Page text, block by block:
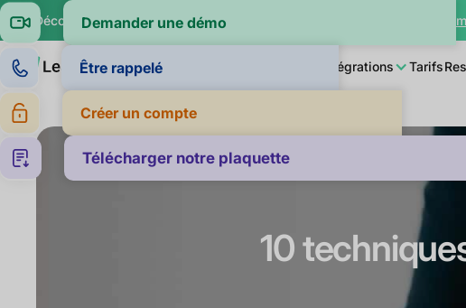
🔍 Découvrez si vos clients paient dans la moyenne de leur secteur
Produit Intégrations Tarifs
Demander une démo
Être rappelé
Créer un compte
Télécharger notre plaquette
10